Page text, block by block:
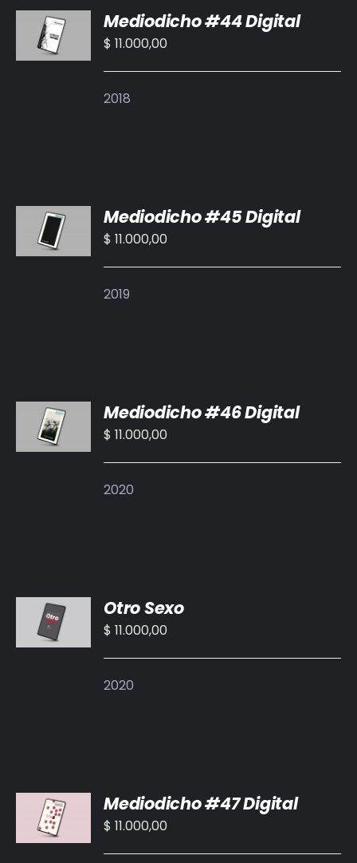
AL
CARRITO
/
Mediodicho #44 Digital
$ 11.000,00
2018
AL
CARRITO
/
Mediodicho #45 Digital
$ 11.000,00
2019
AL
CARRITO
/
Mediodicho #46 Digital
$ 11.000,00
2020
AL
CARRITO
/
Otro Sexo
$ 11.000,00
2020
AL
CARRITO
/
Mediodicho #47 Digital
$ 11.000,00